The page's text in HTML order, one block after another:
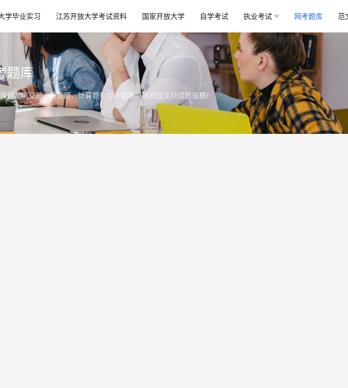
学毕业实习 江苏开放大学考试资料 国家开放大学 自学考试 执业考试 网考题库 范
题库
、填空题、简答题、计算题、讨论题等、同时也支持试题投稿！